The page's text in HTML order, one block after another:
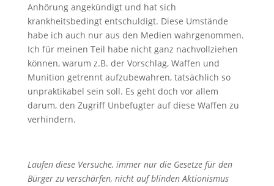
Anhörung angekündigt und hat sich
krankheitsbedingt entschuldigt. Diese Umstände
habe ich auch nur aus den Medien wahrgenommen.
Ich für meinen Teil habe nicht ganz nachvollziehen
können, warum z.B. der Vorschlag, Waffen und
Munition getrennt aufzubewahren, tatsächlich so
unpraktikabel sein soll. Es geht doch vor allem
darum, den Zugriff Unbefugter auf diese Waffen zu
verhindern.
Laufen diese Versuche, immer nur die Gesetze für den
Bürger zu verschärfen, nicht auf blinden Aktionismus